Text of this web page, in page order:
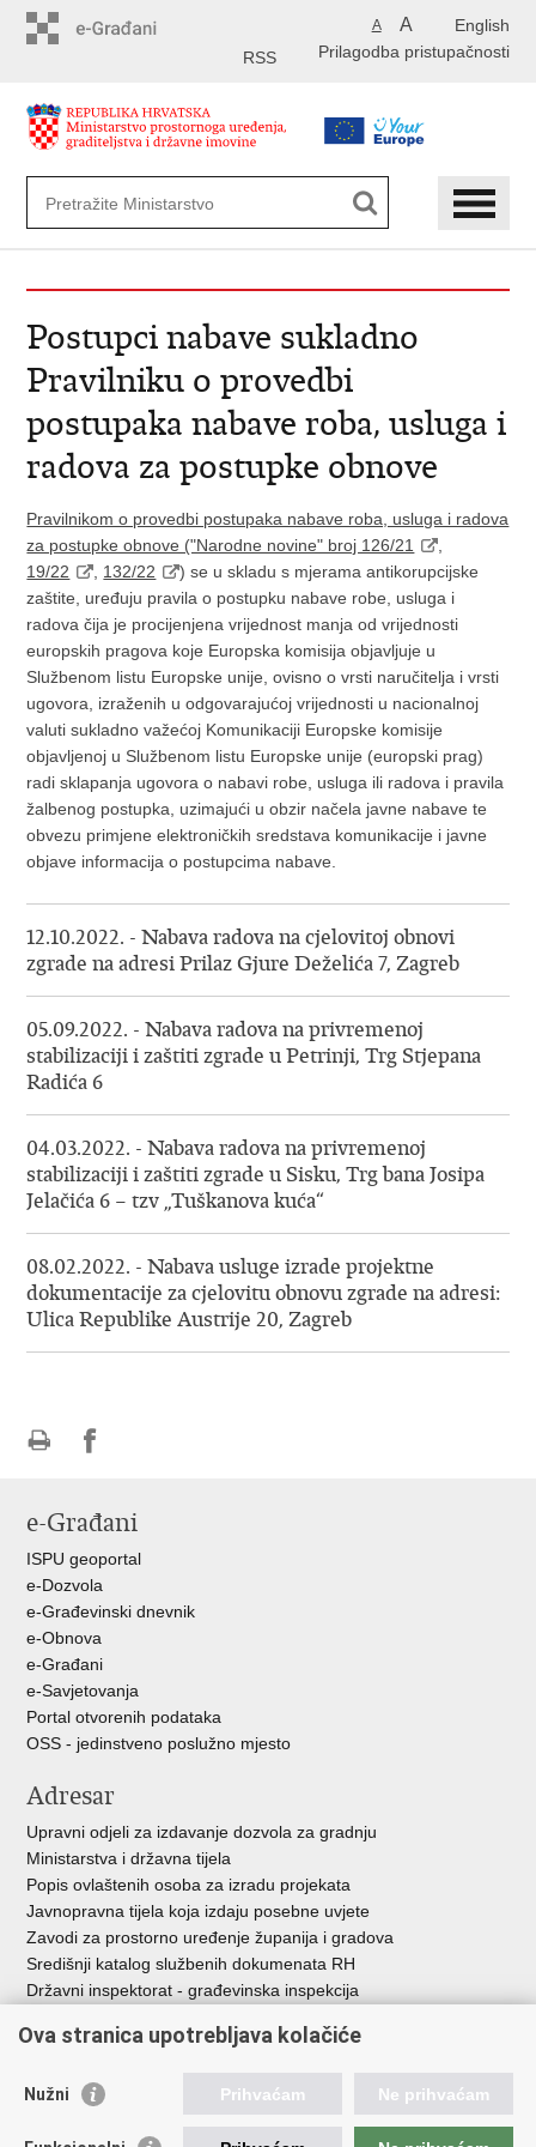
English
A A
Prilagodba pristupačnosti
RSS
Postupci nabave sukladno
Pravilniku o provedbi
postupaka nabave roba, usluga i
radova za postupke obnove
Pravilnikom o provedbi postupaka nabave roba, usluga i radova
za postupke obnove ("Narodne novine" broj 126/21
19/22
132/22
) se u skladu s mjerama antikorupcijske
zaštite, uređuju pravila o postupku nabave robe, usluga i
radova čija je procijenjena vrijednost manja od vrijednosti
europskih pragova koje Europska komisija objavljuje u
Službenom listu Europske unije, ovisno o vrsti naručitelja i vrsti
ugovora, izraženih u odgovarajućoj vrijednosti u nacionalnoj
valuti sukladno važećoj Komunikaciji Europske komisije
objavljenoj u Službenom listu Europske unije (europski prag)
radi sklapanja ugovora o nabavi robe, usluga ili radova i pravila
žalbenog postupka, uzimajući u obzir načela javne nabave te
obvezu primjene elektroničkih sredstava komunikacije i javne
objave informacija o postupcima nabave.
12.10.2022. - Nabava radova na cjelovitoj obnovi
zgrade na adresi Prilaz Gjure Deželića 7, Zagreb
05.09.2022. - Nabava radova na privremenoj
stabilizaciji i zaštiti zgrade u Petrinji, Trg Stjepana
Radića 6
04.03.2022. - Nabava radova na privremenoj
stabilizaciji i zaštiti zgrade u Sisku, Trg bana Josipa
Jelačića 6 – tzv „Tuškanova kuća“
08.02.2022. - Nabava usluge izrade projektne
dokumentacije za cjelovitu obnovu zgrade na adresi:
Ulica Republike Austrije 20, Zagreb
FacebookuTwitteru
e-Građani
ISPU geoportal
e-Dozvola
e-Građevinski dnevnik
e-Obnova
e-Građani
e-Savjetovanja
Portal otvorenih podataka
OSS - jedinstveno poslužno mjesto
Adresar
Upravni odjeli za izdavanje dozvola za gradnju
Ministarstva i državna tijela
Popis ovlaštenih osoba za izradu projekata
Javnopravna tijela koja izdaju posebne uvjete
Zavodi za prostorno uređenje županija i gradova
Središnji katalog službenih dokumenata RH
Državni inspektorat - građevinska inspekcija
Vlada Republike Hrvatske
Ova stranica upotrebljava kolačiće
Nužni Prihvaćam Ne prihvaćam